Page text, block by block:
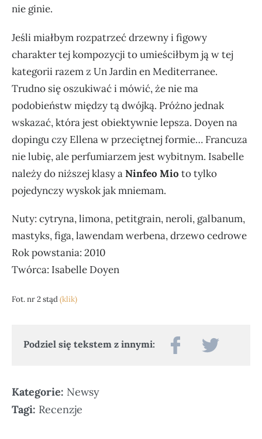
nie ginie.
Jeśli miałbym rozpatrzeć drzewny i figowy
charakter tej kompozycji to umieściłbym ją w tej
kategorii razem z Un Jardin en Mediterranee.
Trudno się oszukiwać i mówić, że nie ma
podobieństw między tą dwójką. Próżno jednak
wskazać, która jest obiektywnie lepsza. Doyen na
dopingu czy Ellena w przeciętnej formie… Francuza
nie lubię, ale perfumiarzem jest wybitnym. Isabelle
należy do niższej klasy aNinfeo Mio to tylko
pojedynczy wyskok jak mniemam.
Nuty: cytryna, limona, petitgrain, neroli, galbanum,
mastyks, figa, lawendam werbena, drzewo cedrowe
Rok powstania: 2010
Twórca: Isabelle Doyen
Fot. nr 2 stąd(klik)
Podziel się tekstem z innymi:
Kategorie: Newsy
Tagi: Recenzje